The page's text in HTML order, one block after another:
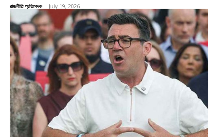
রাজনীতি প্রতিবেদক - July 19, 2026